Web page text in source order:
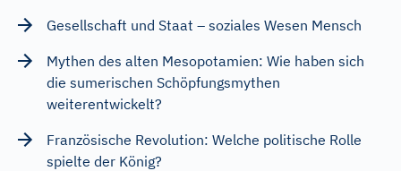
Gesellschaft und Staat – soziales Wesen Mensch
Mythen des alten Mesopotamien: Wie haben sich
die sumerischen Schöpfungsmythen
weiterentwickelt?
Französische Revolution: Welche politische Rolle
spielte der König?